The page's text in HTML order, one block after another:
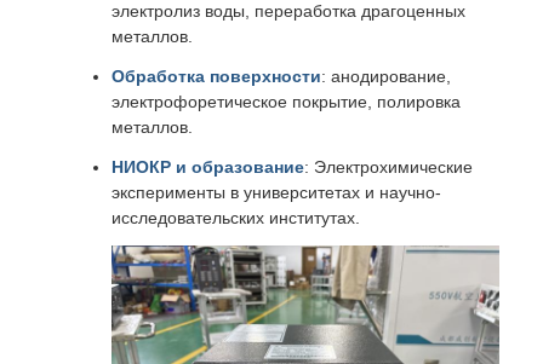
электролиз воды, переработка драгоценных
металлов.
Обработка поверхности: анодирование,
электрофоретическое покрытие, полировка
металлов.
НИОКР и образование: Электрохимические
эксперименты в университетах и научно-
исследовательских институтах.